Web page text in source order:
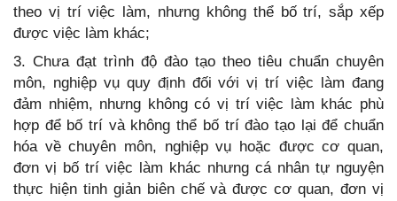
theo vị trí việc làm, nhưng không thể bố trí, sắp xếp
được việc làm khác;
3. Chưa đạt trình độ đào tạo theo tiêu chuẩn chuyên
môn, nghiệp vụ quy định đối với vị trí việc làm đang
đảm nhiệm, nhưng không có vị trí việc làm khác phù
hợp để bố trí và không thể bố trí đào tạo lại để chuẩn
hóa về chuyên môn, nghiệp vụ hoặc được cơ quan,
đơn vị bố trí việc làm khác nhưng cá nhân tự nguyện
thực hiện tinh giản biên chế và được cơ quan, đơn vị